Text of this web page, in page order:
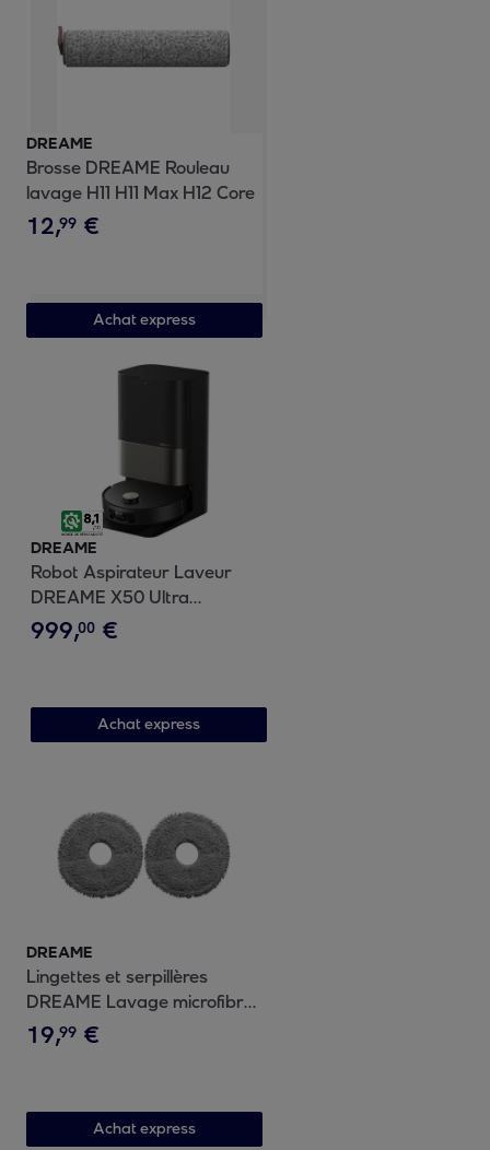
DREAME
Brosse DREAME Rouleau
lavage H11 H11 Max H12 Core
12,99 €
Achat express
DREAME
Robot Aspirateur Laveur
DREAME X50 Ultra
Complete Black
999,00 €
Achat express
DREAME
Lingettes et serpillères
DREAME Lavage microfibre
rotatif x4 robot L10s Pro L10s
Ultra
19,99 €
Achat express